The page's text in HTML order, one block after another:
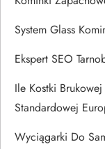
System Glass
Ekspert SEO
Ile Kostki
Standardowej
Wyciągarki Do